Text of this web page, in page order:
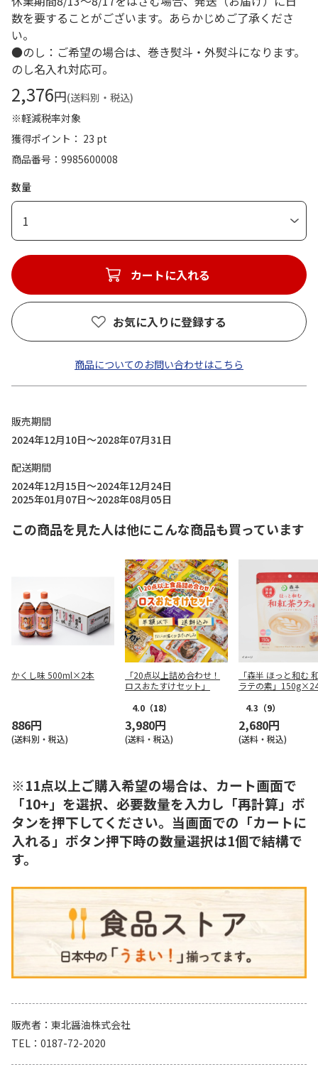
数を要することがございます。あらかじめご了承くださ
い。
●のし：ご希望の場合は、巻き熨斗・外熨斗になります。
のし名入れ対応可。
2,376円(送料別・税込)
※軽減税率対象
獲得ポイント： 23 pt
商品番号
9985600008
数量
1
カートに入れる
お気に入りに登録する
商品についてのお問い合わせはこちら
販売期間
2024年12月10日～2028年07月31日
配送期間
2024年12月15日～2024年12月24日
2025年01月07日～2028年08月05日
この商品を見た人は他にこんな商品も買っています
かくし味 500ml×2本
886円
(送料別・税込)
「20点以上詰め合わせ！
ロスおたすけセット」
4.0 （18）
3,980円
(送料・税込)
「森半 ほっと和む
ラテの素」
4.3 （9）
2,680円
(送料・税込)
※11点以上ご購入希望の場合は、カート画面で
「10+」を選択、必要数量を入力し「再計算」ボ
タンを押下してください。当画面での「カートに
入れる」ボタン押下時の数量選択は1個で結構で
す。
販売者
東北醤油株式会社
TEL
0187-72-2020